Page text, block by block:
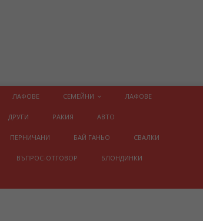
ЛАФОВЕ СЕМЕЙНИ ЛАФОВЕ
ДРУГИ РАКИЯ АВТО
ПЕРНИЧАНИ БАЙ ГАНЬО СВАЛКИ
ВЪПРОС-ОТГОВОР БЛОНДИНКИ